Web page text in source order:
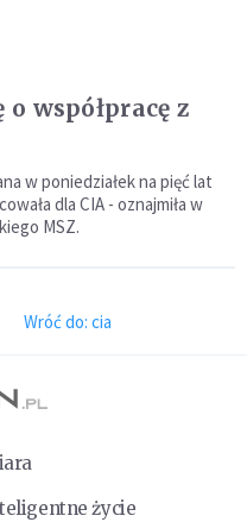
współpracę z
w poniedziałek na pięć lat
dla CIA - oznajmiła w
MSZ.
Wróć do: cia
życie